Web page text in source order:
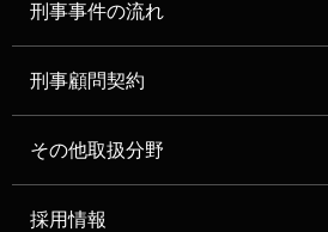
刑事事件の流れ
刑事顧問契約
その他取扱分野
採用情報